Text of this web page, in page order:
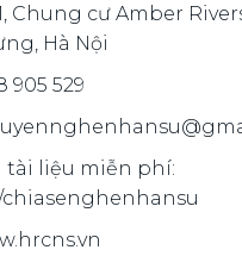
Chung cư Amber
Hà Nội
905 529
tài liệu miễn phí: